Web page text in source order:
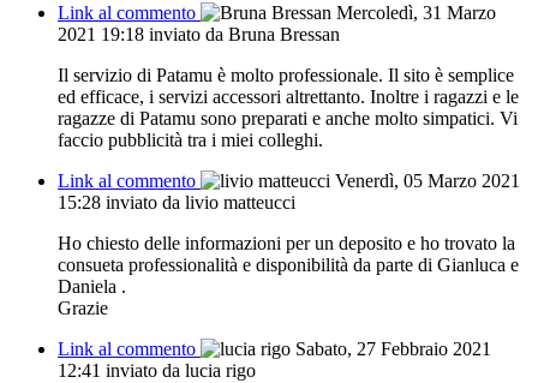
Link al commento
Mercoledì, 31 Marzo
2021 19:18 inviato da Bruna Bressan
Il servizio di Patamu è molto professionale. Il sito è semplice
ed efficace, i servizi accessori altrettanto. Inoltre i ragazzi e le
ragazze di Patamu sono preparati e anche molto simpatici. Vi
faccio pubblicità tra i miei colleghi.
Link al commento
Venerdì, 05 Marzo 2021
15:28 inviato da livio matteucci
Ho chiesto delle informazioni per un deposito e ho trovato la
consueta professionalità e disponibilità da parte di Gianluca e
Daniela .
Grazie
Link al commento
Sabato, 27 Febbraio 2021
12:41 inviato da lucia rigo